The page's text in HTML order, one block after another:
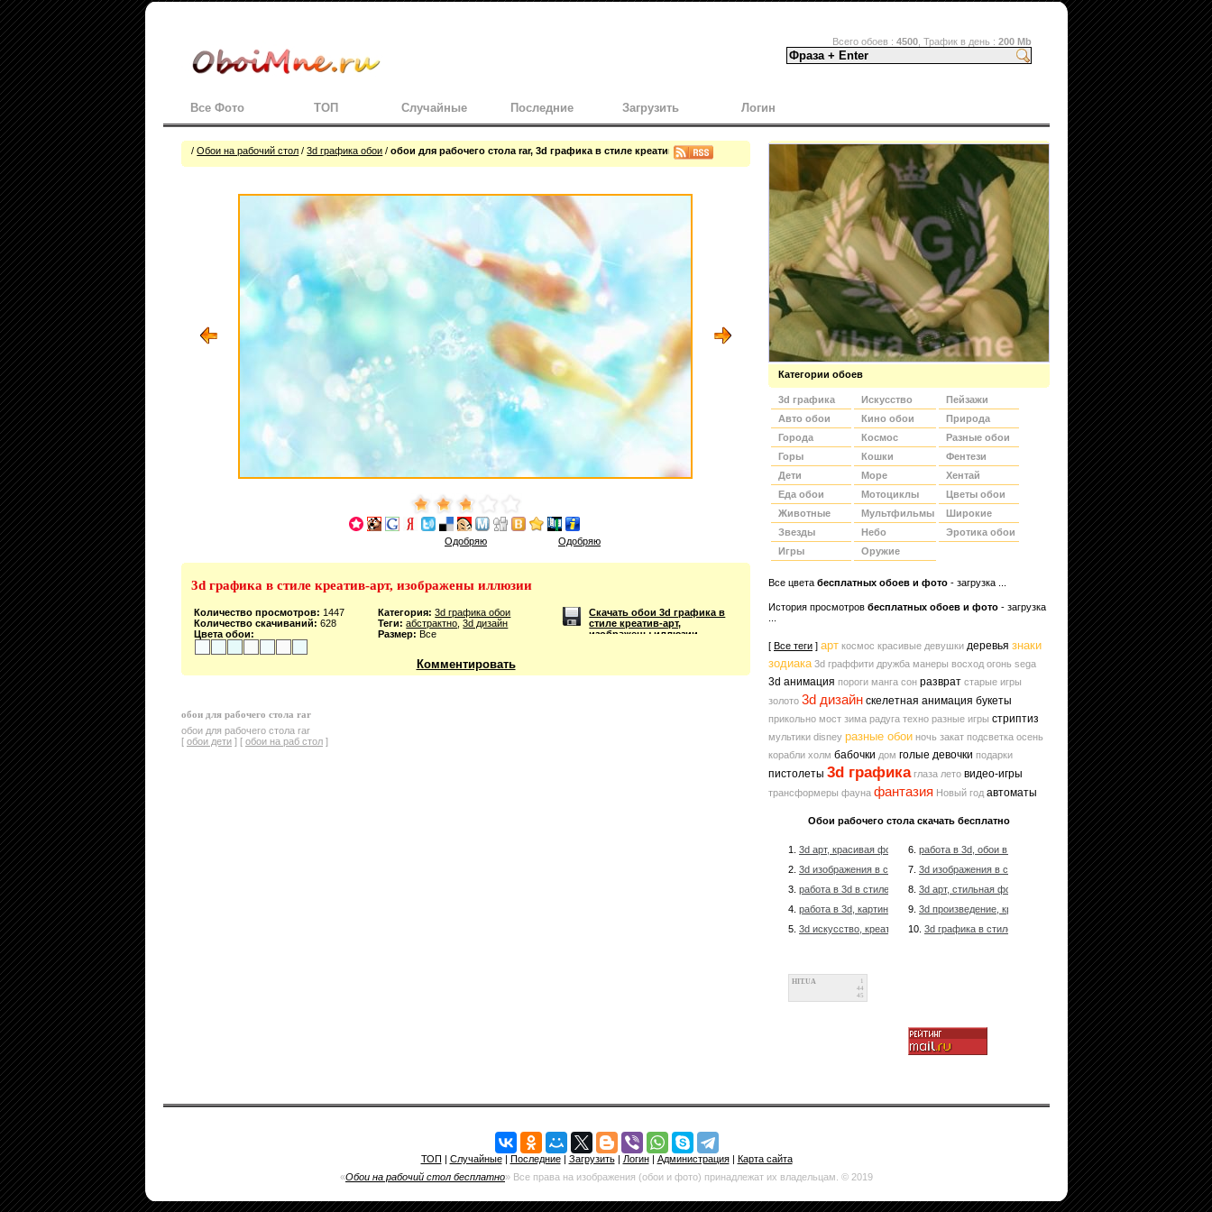
Всего обоев : 4500 , Трафик в день : 200 Mb
Все Фото ТОП Случайные Последние Загрузить Логин
/Обои на рабочий стол /3d графика обои /обои для рабочего стола rar, 3d графика в стиле креатив-арт, изображены иллюзии
Одобряю Одобряю
3d графика в стиле креатив-арт, изображены иллюзии
Количество просмотров: 1447
Количество скачиваний: 628
Цвета обои:
Категория: 3d графика обои
Теги: абстрактно ,3d дизайн
Размер: Все
Скачать обои 3d графика в
стиле креатив-арт,
изображены иллюзии
Комментировать
обои для рабочего стола rar
обои для рабочего стола rar
[ обои дети ] [ обои на раб стол ]
Категории обоев
3d графика
обои
Авто обои
Города
Горы
Дети
Еда обои
Животные
Звезды
Игры
Искусство
Кино обои
Космос
Кошки
Море
Мотоциклы
Мультфильмы
Небо
Оружие
Пейзажи
Природа
Разные обои
Фентези
Хентай
Цветы обои
Широкие
Эротика обои
Все цвета беcплатных обоев и фото - загрузка ...
История просмотров бесплатных обоев и фото - загрузка
[ Все теги ] арт космос красивые девушки деревья знаки
зодиака 3d граффити дружба манеры восход огонь sega
3d анимация пороги манга сон разврат старые игры
золото 3d дизайн скелетная анимация букеты
прикольно мост зима радуга техно разные игры стриптиз
мультики disney разные обои ночь закат подсветка осень
корабли холм бабочки дом голые девочки подарки
пистолеты 3d графика глаза лето видео-игры
трансформеры фауна фантазия Новый год автоматы
Обои рабочего стола скачать бесплатно
1. 3d арт, красивая фото в стиле gotique-art, изображены нереальные цвета
2. 3d изображения в стиле nature-art, представлены иллюзии
3. работа в 3d в стиле техно, ирреальные события
4. работа в 3d, картинка в стиле nature-art, изображены нереальные цвета
5. 3d искусство, креативная обои в стиле техно, представлены нереальные ц
6. работа в 3d, обои в стиле nature-art, изображены нереальные
7. 3d изображения в стиле техно-арт, нереальные цвета
8. 3d арт, стильная фото в стиле техно, представлены иллюзии
9. 3d произведение, красивая обои в стиле gotique-art,
10. 3d графика в стиле fantazy-art, представлены иллюзии
HIT.UA
44
45
ТОП | Случайные| Последние| Загрузить| Логин| Администрация| Карта сайта
«Обои на рабочий стол бесплатно» Все права на изображения (обои и фото) принадлежат их владельцам. © 2019